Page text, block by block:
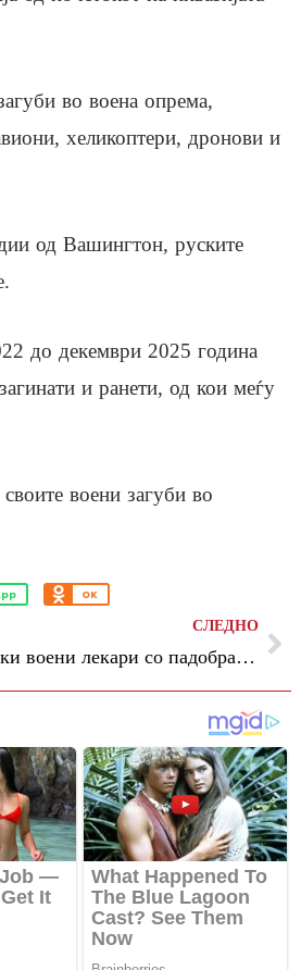
во воена опрема,
хеликоптери, дронови и
од Вашингтон, руските
до декември 2025 година
и ранети, од кои меѓу
воени загуби во
OK
СЛЕДНО
(Фото) Британски воени лекари со падобрани стигнаа на изолиран остров поради сомнеж за хантавирус